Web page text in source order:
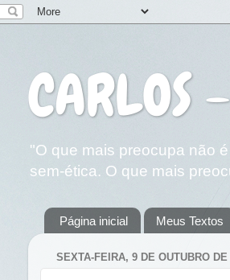
"O que mais preocupa não
sem-ética. O que mais
Página inicial Meus Textos
SEXTA-FEIRA, 9 DE OUTUBRO DE